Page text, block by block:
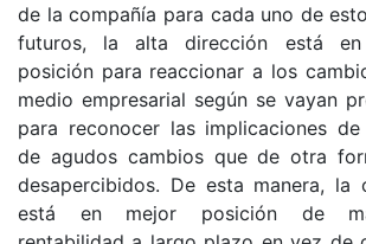
de la compañía para cada uno de
futuros, la alta dirección está
posición para reaccionar a los
medio empresarial según se vayan
para reconocer las implicaciones
de agudos cambios que de otra
desapercibidos. De esta manera, la
está en mejor posición de